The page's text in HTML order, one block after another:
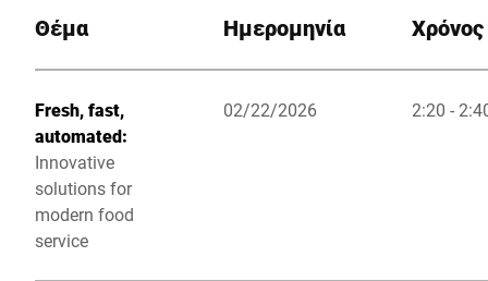
Θέμα Ημερομηνία Χρόνος
Fresh, fast,
automated:
Innovative
solutions for
modern food
service
02/22/2026 2:20 -